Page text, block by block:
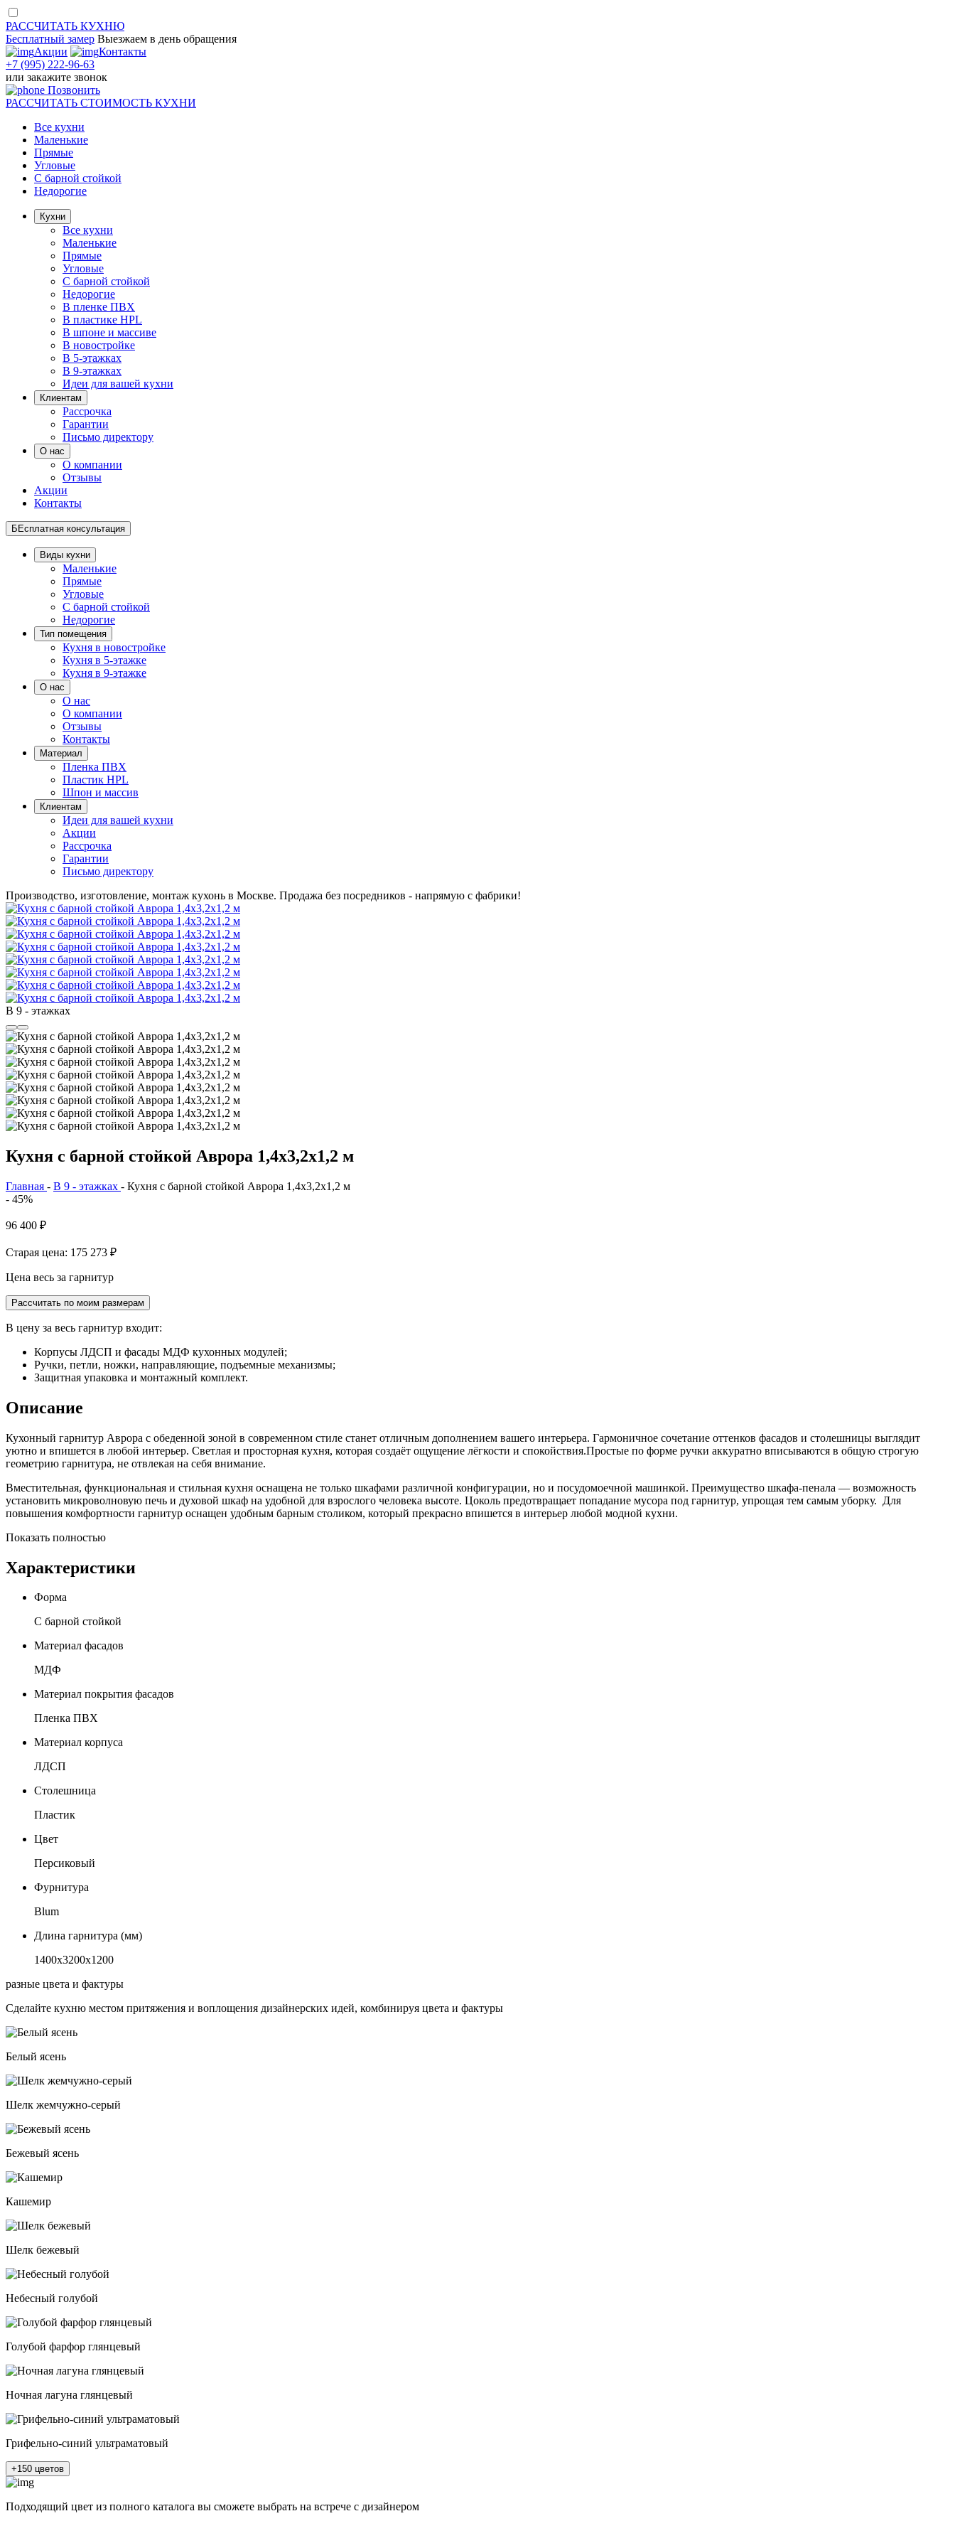
РАССЧИТАТЬ КУХНЮ
Бесплатный замер Выезжаем в день обращения
Акции
Контакты
+7 (995) 222-96-63
или закажите звонок
Позвонить
РАССЧИТАТЬ СТОИМОСТЬ КУХНИ
Все кухни
Маленькие
Прямые
Угловые
С барной стойкой
Недорогие
Кухни
Все кухни
Маленькие
Прямые
Угловые
С барной стойкой
Недорогие
В пленке ПВХ
В пластике HPL
В шпоне и массиве
В новостройке
В 5-этажках
В 9-этажках
Идеи для вашей кухни
Клиентам
Рассрочка
Гарантии
Письмо директору
О нас
О компании
Отзывы
Акции
Контакты
БЕсплатная консультация
Виды кухни
Маленькие
Прямые
Угловые
С барной стойкой
Недорогие
Тип помещения
Кухня в новостройке
Кухня в 5-этажке
Кухня в 9-этажке
О нас
О нас
О компании
Отзывы
Контакты
Материал
Пленка ПВХ
Пластик HPL
Шпон и массив
Клиентам
Идеи для вашей кухни
Акции
Рассрочка
Гарантии
Письмо директору
Производство, изготовление, монтаж кухонь в Москве. Продажа без посредников - напрямую с фабрики!
В 9 - этажках
Кухня с барной стойкой Аврора 1,4х3,2х1,2 м
Главная - В 9 - этажках - Кухня с барной стойкой Аврора 1,4х3,2х1,2 м
- 45%
96 400 ₽
Старая цена: 175 273 ₽
Цена весь за гарнитур
Рассчитать по моим размерам
В цену за весь гарнитур входит:
Корпусы ЛДСП и фасады МДФ кухонных модулей;
Ручки, петли, ножки, направляющие, подъемные механизмы;
Защитная упаковка и монтажный комплект.
Описание
Кухонный гарнитур Аврора с обеденной зоной в современном стиле станет отличным дополнением вашего интерьера. Гармоничное сочетание оттенков фасадов и столешницы выглядит
уютно и впишется в любой интерьер. Светлая и просторная кухня, которая создаёт ощущение лёгкости и спокойствия.Простые по форме ручки аккуратно вписываются в общую строгую
геометрию гарнитура, не отвлекая на себя внимание.
Вместительная, функциональная и стильная кухня оснащена не только шкафами различной конфигурации, но и посудомоечной машинкой. Преимущество шкафа-пенала — возможность
установить микроволновую печь и духовой шкаф на удобной для взрослого человека высоте. Цоколь предотвращает попадание мусора под гарнитур, упрощая тем самым уборку. Для
повышения комфортности гарнитур оснащен удобным барным столиком, который прекрасно впишется в интерьер любой модной кухни.
Показать полностью
Характеристики
Форма
С барной стойкой
Материал фасадов
МДФ
Материал покрытия фасадов
Пленка ПВХ
Материал корпуса
ЛДСП
Столешница
Пластик
Цвет
Персиковый
Фурнитура
Blum
Длина гарнитура (мм)
1400х3200х1200
разные цвета и фактуры
Сделайте кухню местом притяжения и воплощения дизайнерских идей, комбинируя цвета и фактуры
Белый ясень
Шелк жемчужно-серый
Бежевый ясень
Кашемир
Шелк бежевый
Небесный голубой
Голубой фарфор глянцевый
Ночная лагуна глянцевый
Грифельно-синий ультраматовый
+150 цветов
Подходящий цвет из полного каталога вы сможете выбрать на встрече с дизайнером